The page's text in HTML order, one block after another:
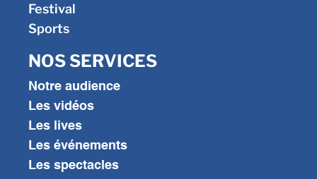
Festival
Sports
NOS SERVICES
Notre audience
Les vidéos
Les lives
Les événements
Les spectacles